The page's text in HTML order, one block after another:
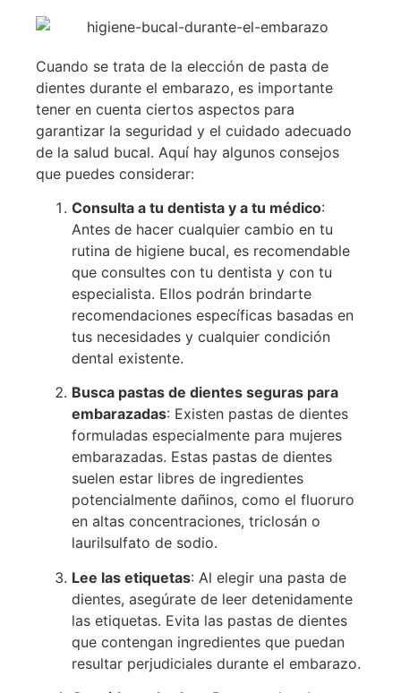
Cuando se trata de la elección de pasta de
dientes durante el embarazo, es importante
tener en cuenta ciertos aspectos para
garantizar la seguridad y el cuidado adecuado
de la salud bucal. Aquí hay algunos consejos
que puedes considerar:
Consulta a tu dentista y a tu médico:
Antes de hacer cualquier cambio en tu
rutina de higiene bucal, es recomendable
que consultes con tu dentista y con tu
especialista. Ellos podrán brindarte
recomendaciones específicas basadas en
tus necesidades y cualquier condición
dental existente.
Busca pastas de dientes seguras para
embarazadas: Existen pastas de dientes
formuladas especialmente para mujeres
embarazadas. Estas pastas de dientes
suelen estar libres de ingredientes
potencialmente dañinos, como el fluoruro
en altas concentraciones, triclosán o
laurilsulfato de sodio.
Lee las etiquetas: Al elegir una pasta de
dientes, asegúrate de leer detenidamente
las etiquetas. Evita las pastas de dientes
que contengan ingredientes que puedan
resultar perjudiciales durante el embarazo.